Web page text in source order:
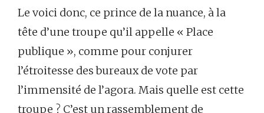
Le voici donc, ce prince de la nuance, à la
tête d’une troupe qu’il appelle « Place
publique », comme pour conjurer
l’étroitesse des bureaux de vote par
l’immensité de l’agora. Mais quelle est cette
troupe ? C’est un rassemblement de